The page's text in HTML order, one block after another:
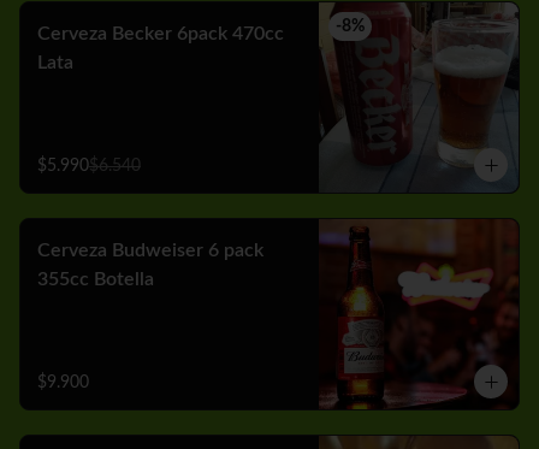
-8%
Cerveza Becker 6pack 470cc
Lata
$5.990$6.540
Cerveza Budweiser 6 pack
355cc Botella
$9.900